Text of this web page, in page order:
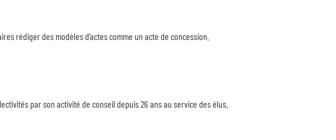
rédiger des modèles d’actes comme un acte de concession.
par son activité de conseil depuis 26 ans au service des élus.